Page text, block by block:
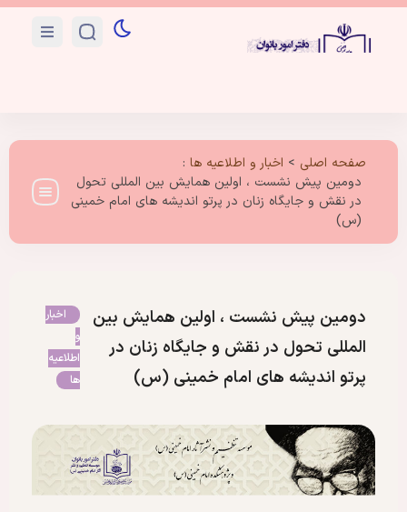
صفحه اصلی > اخبار و اطلاعیه ها :
دومین پیش نشست ، اولین همایش بین المللی تحول
در نقش و جایگاه زنان در پرتو اندیشه های امام خمینی
(س)
دومین پیش نشست ، اولین همایش بین
المللی تحول در نقش و جایگاه زنان در
پرتو اندیشه های امام خمینی (س)
اخبار
و
اطلاعیه
ها